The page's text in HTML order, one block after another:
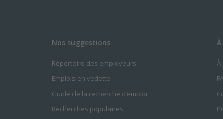
Nos suggestions
Répertoire des employeurs
Emplois en vedette
Guide de la recherche d’emploi
Recherches populaires
À